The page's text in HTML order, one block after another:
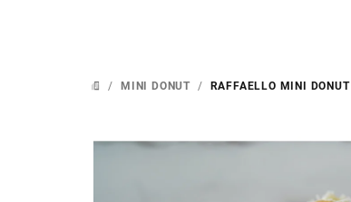
DOMŮ
/ MINI DONUT / RAFFAELLO MINI DONUT